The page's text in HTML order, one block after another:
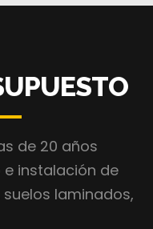
de 20 años
e instalación de
laminados,